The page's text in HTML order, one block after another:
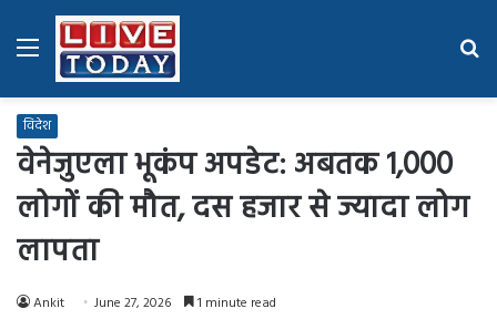
Menu
विदेश
वेनेजुएला भूकंप अपडेट: अबतक 1,000
लोगों की मौत, दस हजार से ज्यादा लोग
लापता
Ankit June 27, 2026 1 minute read